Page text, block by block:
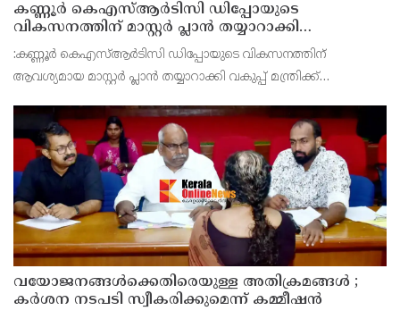
കണ്ണൂർ കെഎസ്ആർടിസി ഡിപ്പോയുടെ
വികസനത്തിന് മാസ്റ്റർ പ്ലാൻ തയ്യാറാക്കി
സമർപ്പിക്കും : ടി ഒ മോഹനൻ എം എൽ എ
:കണ്ണൂർ കെഎസ്ആർടിസി ഡിപ്പോയുടെ വികസനത്തിന്
ആവശ്യമായ മാസ്റ്റർ പ്ലാൻ തയ്യാറാക്കി വകുപ്പ് മന്ത്രിക്ക്
ഡിപ്പോയ്ക്ക് നാല് ഏക്കറിൽ അധികം വരുന്ന സ്ഥലമുണ്ട്
വയോജനങ്ങൾക്കെതിരെയുള്ള അതിക്രമങ്ങൾ ;
കർശന നടപടി സ്വീകരിക്കുമെന്ന് കമ്മീഷൻ